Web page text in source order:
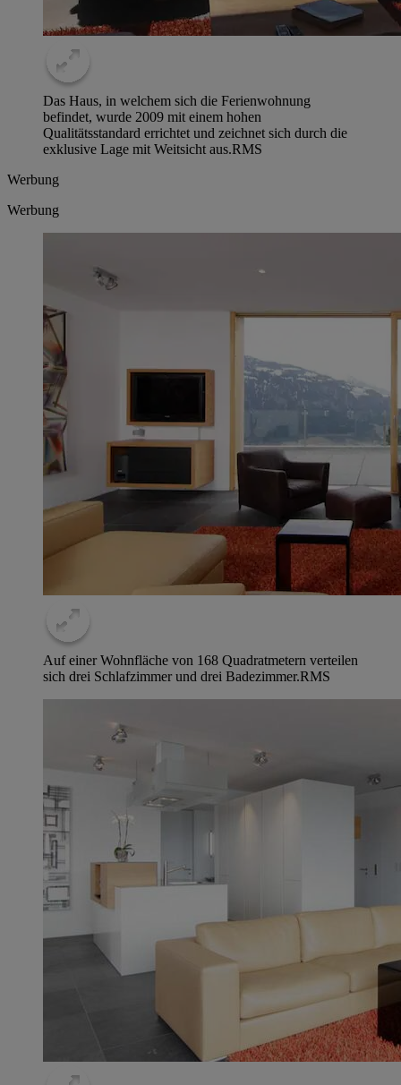
Das Haus, in welchem sich die Ferienwohnung
befindet, wurde 2009 mit einem hohen
Qualitätsstandard errichtet und zeichnet sich durch die
exklusive Lage mit Weitsicht aus.RMS
Werbung
Werbung
Auf einer Wohnfläche von 168 Quadratmetern verteilen
sich drei Schlafzimmer und drei Badezimmer.RMS